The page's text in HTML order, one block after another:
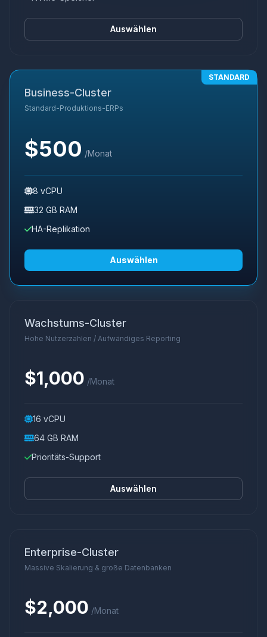
Auswählen
STANDARD
Business-Cluster
Standard-Produktions-ERPs
$500 /Monat
8 vCPU
32 GB RAM
HA-Replikation
Auswählen
Wachstums-Cluster
Hohe Nutzerzahlen / Aufwändiges Reporting
$1,000 /Monat
16 vCPU
64 GB RAM
Prioritäts-Support
Auswählen
Enterprise-Cluster
Massive Skalierung & große Datenbanken
$2,000 /Monat